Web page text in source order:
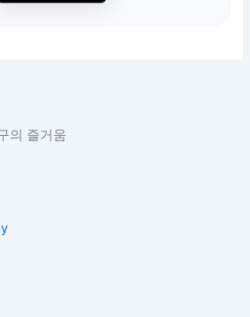
의 즐거움